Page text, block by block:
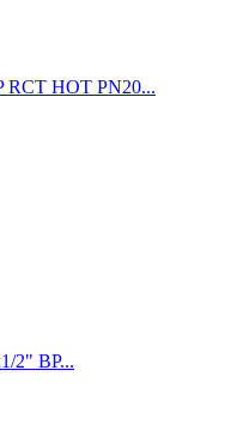
RCT HOT PN20...
2" ВР...